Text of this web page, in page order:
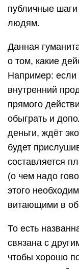
публичные
людям.
Данная
о том, какие
Например: если
внутренний
прямого
обыграть и
деньги, ждёт
будет
составляется
(о чем надо
этого
витающими в
То есть
связана с
чтобы хорошо